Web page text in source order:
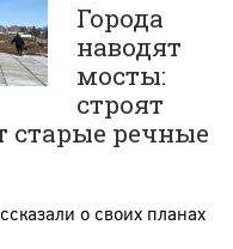
Города
наводят
мосты:
строят
старые речные
о своих планах